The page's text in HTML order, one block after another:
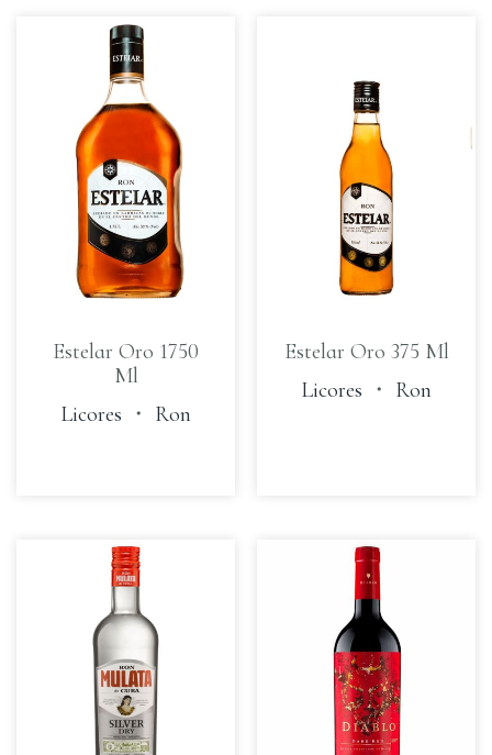
Estelar Oro 1750
Ml
Licores ・ Ron
Estelar Oro 375 Ml
Licores ・ Ron